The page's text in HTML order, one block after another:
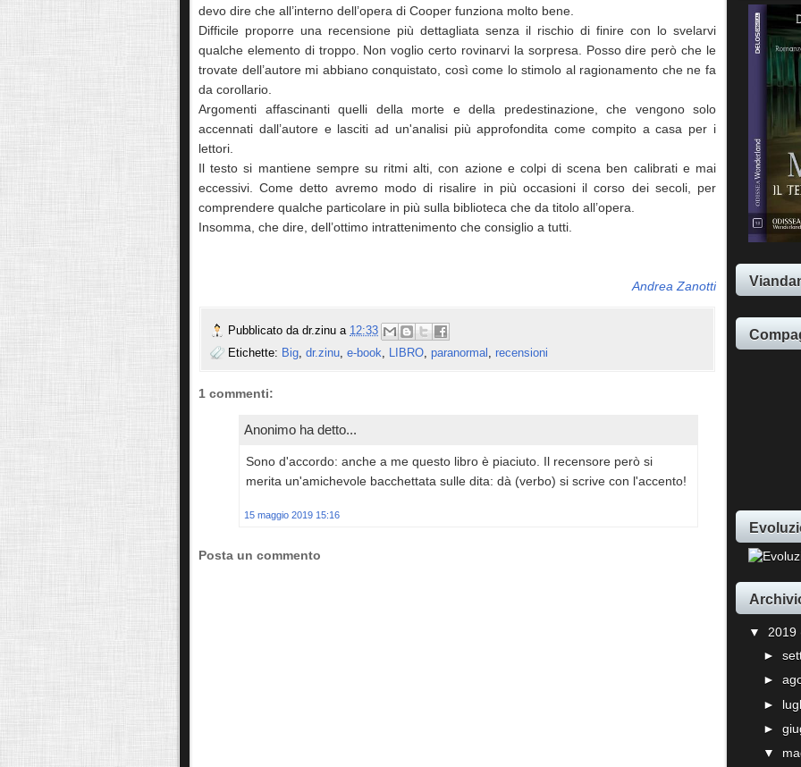
devo dire che all’interno dell’opera di Cooper funziona molto bene.
Difficile proporre una recensione più dettagliata senza il rischio di finire con lo svelarvi
qualche elemento di troppo. Non voglio certo rovinarvi la sorpresa. Posso dire però che le
trovate dell’autore mi abbiano conquistato, così come lo stimolo al ragionamento che ne fa
da corollario.
Argomenti affascinanti quelli della morte e della predestinazione, che vengono solo
accennati dall’autore e lasciti ad un'analisi più approfondita come compito a casa per i
lettori.
Il testo si mantiene sempre su ritmi alti, con azione e colpi di scena ben calibrati e mai
eccessivi. Come detto avremo modo di risalire in più occasioni il corso dei secoli, per
comprendere qualche particolare in più sulla biblioteca che da titolo all’opera.
Insomma, che dire, dell’ottimo intrattenimento che consiglio a tutti.
Andrea Zanotti
Pubblicato da dr.zinu a 12:33
Etichette: Big, dr.zinu, e-book, LIBRO, paranormal , recensioni
1 commenti:
Anonimo ha detto...
Sono d'accordo: anche a me questo libro è piaciuto. Il recensore però si
merita un'amichevole bacchettata sulle dita: dà (verbo) si scrive con l'accento!
15 maggio 2019 15:16
Posta un commento
▼ 2019
►
►
►
►
▼